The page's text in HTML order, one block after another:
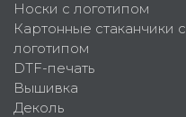
Носки с логотипом
Картонные стаканчики с
логотипом
DTF-печать
Вышивка
Деколь